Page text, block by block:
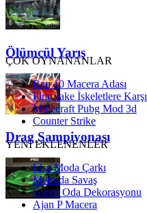
Ölümcül Yarış
Drag Şampiyonası
ÇOK OYNANANLAR
Ben 10 Macera Adası
Finn Jake İskeletlere Karşı
Minecraft Pubg Mod 3d
Counter Strike
YENİ EKLENENLER
Elsa Moda Çarkı
Metroda Savaş
Gwen Oda Dekorasyonu
Ajan P Macera